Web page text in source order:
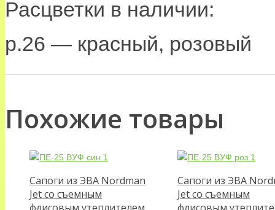
Расцветки в наличии:
р.26 — красный, розовый
Похожие товары
Сапоги из ЭВА Nordman
Jet сo съемным
флисовым утеплителем
Сапоги из ЭВА
Jet сo съемным
флисовым